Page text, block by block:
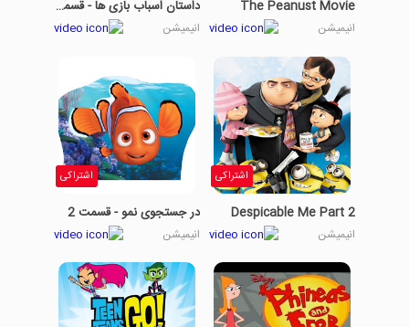
The Peanust Movie
انیمیشن
داستان اسباب بازی ها - قسمت 7
انیمیشن
اشتراکی
Despicable Me Part 2
انیمیشن
اشتراکی
در جستجوی نمو - قسمت 2
انیمیشن